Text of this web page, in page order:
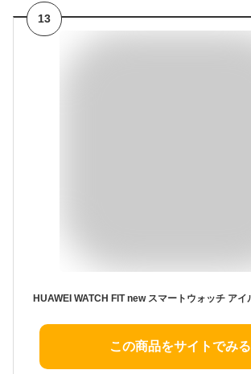
13
この商品をサイトでみる